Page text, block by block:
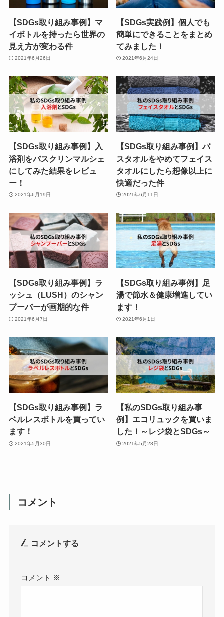
【SDGs取り組み事例】マ
イボトルを持ったら世界の
見え方が変わる件
2021年6月26日
【SDGs実践例】個人でも
簡単にできることをまとめ
てみました！
2021年6月24日
【SDGs取り組み事例】入
浴剤をバスクリンマルシェ
にしてみた結果をレビュ
ー！
2021年6月19日
【SDGs取り組み事例】バ
スタオルをやめてフェイス
タオルにしたら想像以上に
快適だった件
2021年6月11日
【SDGs取り組み事例】ラ
ッシュ（LUSH）のシャン
プーバーが画期的な件
2021年6月7日
【SDGs取り組み事例】足
湯で節水＆健康増進してい
ます！
2021年6月1日
【SDGs取り組み事例】ラ
ベルレスボトルを買ってい
ます！
2021年5月30日
【私のSDGs取り組み事
例】エコリュックを買いま
した！～レジ袋とSDGs～
2021年5月28日
コメント
コメントする
コメント ※